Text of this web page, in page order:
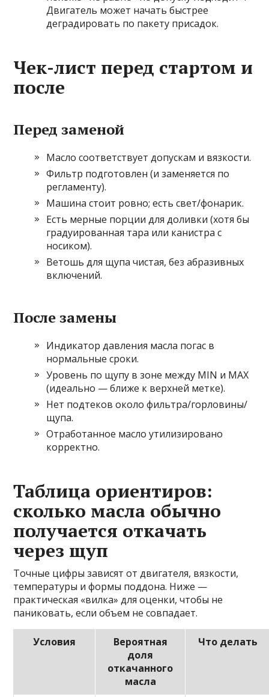
Двигатель может начать быстрее
деградировать по пакету присадок.
Чек-лист перед стартом и
после
Перед заменой
Масло соответствует допускам и вязкости.
Фильтр подготовлен (и заменяется по
регламенту).
Машина стоит ровно; есть свет/фонарик.
Есть мерные порции для доливки (хотя бы
градуированная тара или канистра с
носиком).
Ветошь для щупа чистая, без абразивных
включений.
После замены
Индикатор давления масла погас в
нормальные сроки.
Уровень по щупу в зоне между MIN и MAX
(идеально — ближе к верхней метке).
Нет подтеков около фильтра/горловины/
щупа.
Отработанное масло утилизировано
корректно.
Таблица ориентиров:
сколько масла обычно
получается откачать
через щуп
Точные цифры зависят от двигателя, вязкости,
температуры и формы поддона. Ниже —
практическая «вилка» для оценки, чтобы не
паниковать, если объем не совпадает.
Условия
Вероятная
доля
откачанного
масла
Что делать